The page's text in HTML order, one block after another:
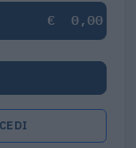
€ 0,00